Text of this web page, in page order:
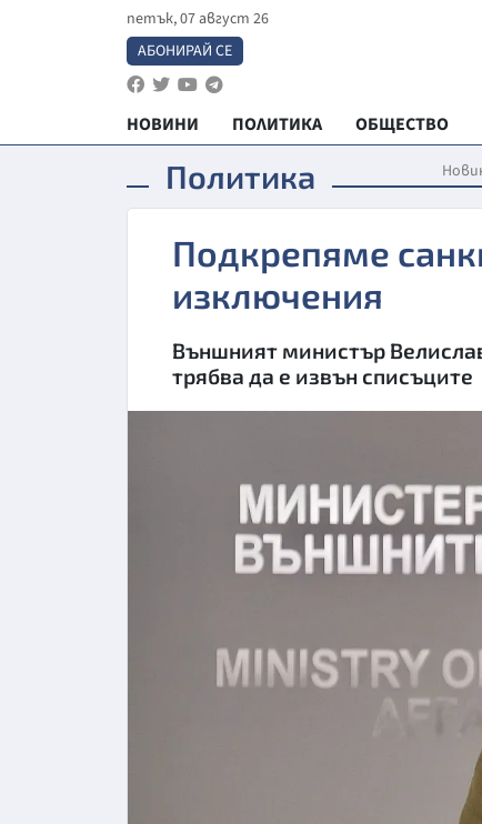
петък, 07 август 26
АБОНИРАЙ СЕ
НОВИНИ ПОЛИТИКА ОБЩЕСТВО
Политика
Подкрепяме
изключения
Външният министър
трябва да е извън списъците